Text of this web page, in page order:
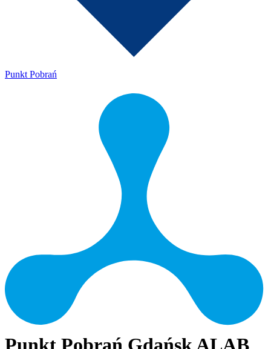
Punkt Pobrań
Punkt Pobrań Gdańsk ALAB